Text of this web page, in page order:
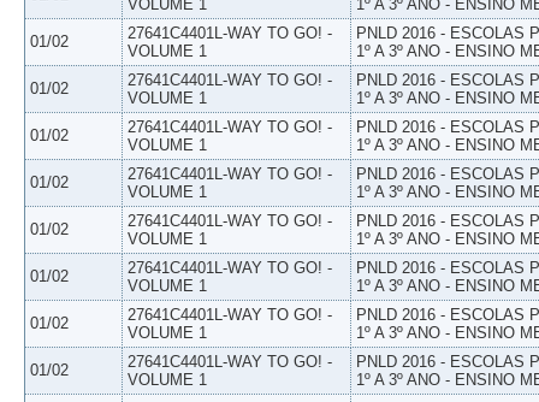
VOLUME 1
1º A 3º ANO - ENSINO
01/02
27641C4401L-WAY TO GO! -
VOLUME 1
PNLD 2016 - ESCOLAS
1º A 3º ANO - ENSINO
01/02
27641C4401L-WAY TO GO! -
VOLUME 1
PNLD 2016 - ESCOLAS
1º A 3º ANO - ENSINO
01/02
27641C4401L-WAY TO GO! -
VOLUME 1
PNLD 2016 - ESCOLAS
1º A 3º ANO - ENSINO
01/02
27641C4401L-WAY TO GO! -
VOLUME 1
PNLD 2016 - ESCOLAS
1º A 3º ANO - ENSINO
01/02
27641C4401L-WAY TO GO! -
VOLUME 1
PNLD 2016 - ESCOLAS
1º A 3º ANO - ENSINO
01/02
27641C4401L-WAY TO GO! -
VOLUME 1
PNLD 2016 - ESCOLAS
1º A 3º ANO - ENSINO
01/02
27641C4401L-WAY TO GO! -
VOLUME 1
PNLD 2016 - ESCOLAS
1º A 3º ANO - ENSINO
01/02
27641C4401L-WAY TO GO! -
VOLUME 1
PNLD 2016 - ESCOLAS
1º A 3º ANO - ENSINO